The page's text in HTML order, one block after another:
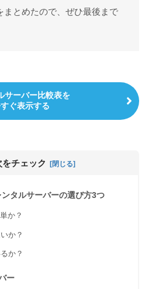
まとめたので、ぜひ最後まで
サーバー比較表を
ぐ表示する
をチェック
タルサーバーの選び方3つ
か？
か？
か？
ー